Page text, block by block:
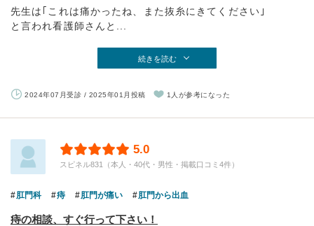
先生は｢これは痛かったね、また抜糸にきてください｣
と言われ看護師さんと...
続きを読む
2024年07月受診 / 2025年01月投稿 1人が参考になった
5.0
スピネル831（本人・40代・男性・掲載口コミ4件）
肛門科 痔 肛門が痛い 肛門から出血
痔の相談、すぐ行って下さい！